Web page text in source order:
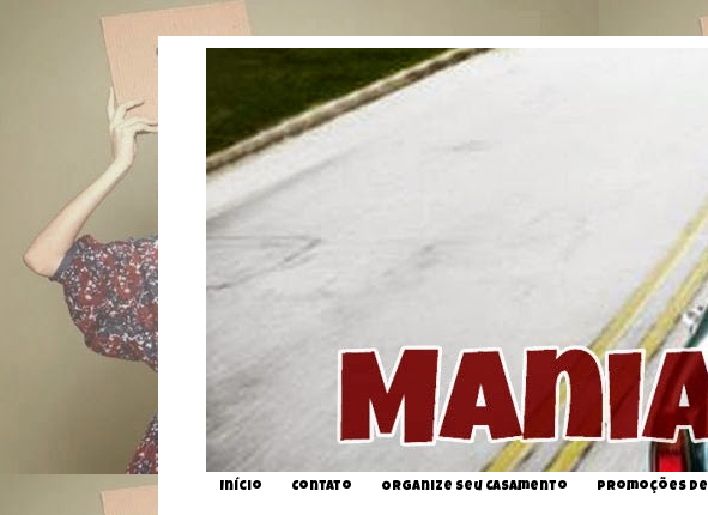
Início Contato Organize seu Casamento Promoções